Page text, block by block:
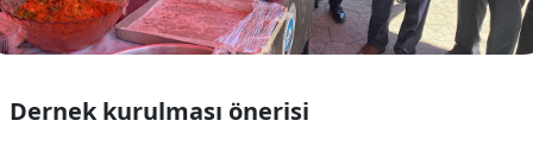
Dernek kurulması önerisi